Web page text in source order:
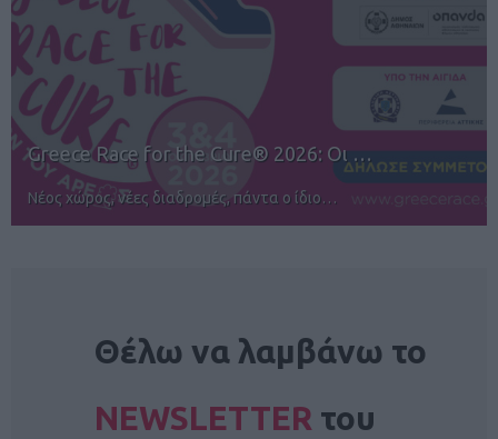
12ος TUI Rhodes Marathon: Άνοιγμα ε…
Αγώνες για όλους στην Ρόδο
Θέλω να λαμβάνω το
NEWSLETTER του